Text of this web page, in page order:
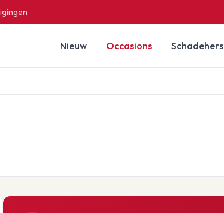
Nieuw Occasions